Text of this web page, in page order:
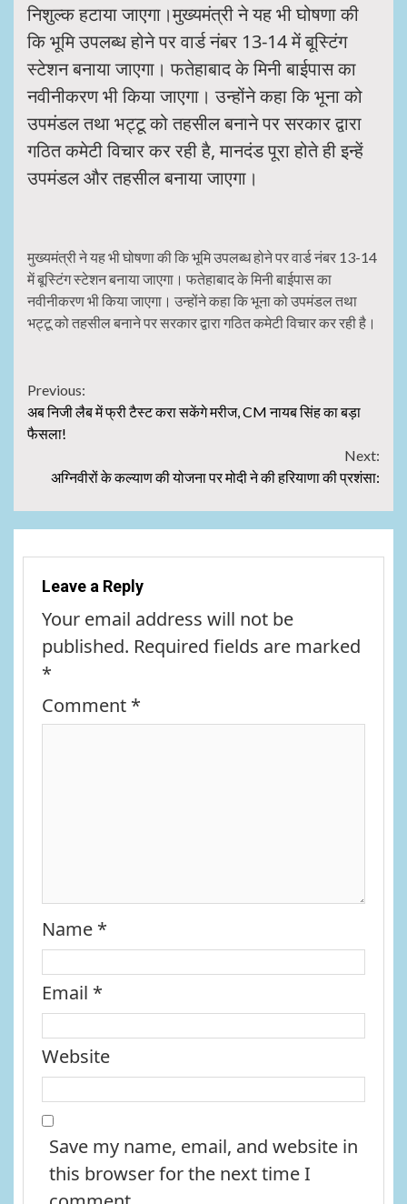
निशुल्क हटाया जाएगा।मुख्यमंत्री ने यह भी घोषणा की
कि भूमि उपलब्ध होने पर वार्ड नंबर 13-14 में बूस्टिंग
स्टेशन बनाया जाएगा। फतेहाबाद के मिनी बाईपास का
नवीनीकरण भी किया जाएगा। उन्होंने कहा कि भूना को
उपमंडल तथा भट्टू को तहसील बनाने पर सरकार द्वारा
गठित कमेटी विचार कर रही है, मानदंड पूरा होते ही इन्हें
उपमंडल और तहसील बनाया जाएगा।
मुख्यमंत्री ने यह भी घोषणा की कि भूमि उपलब्ध होने पर वार्ड नंबर 13-14
में बूस्टिंग स्टेशन बनाया जाएगा। फतेहाबाद के मिनी बाईपास का
नवीनीकरण भी किया जाएगा। उन्होंने कहा कि भूना को उपमंडल तथा
भट्टू को तहसील बनाने पर सरकार द्वारा गठित कमेटी विचार कर रही है।
Continue
Reading
Previous:
अब निजी लैब में फ्री टैस्ट करा सकेंगे मरीज, CM नायब सिंह का बड़ा
फैसला!
Next:
अग्निवीरों के कल्याण की योजना पर मोदी ने की हरियाणा की प्रशंसा:
Leave a Reply
Your email address will not be
published. Required fields are marked
*
Comment *
Name *
Email *
Website
Save my name, email, and website in
this browser for the next time I